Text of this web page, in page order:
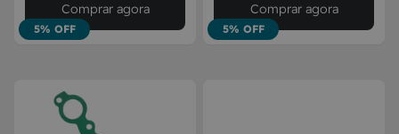
5% OFF
Comprar agora
5% OFF
Comprar agora